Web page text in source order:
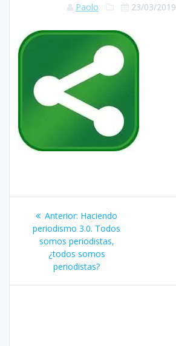
Paolo 23/03/2019
Navegación
de
entradas
Anterior: Entrada
anterior:
Haciendo
periodismo 3.0. Todos
somos periodistas,
¿todos somos
periodistas?